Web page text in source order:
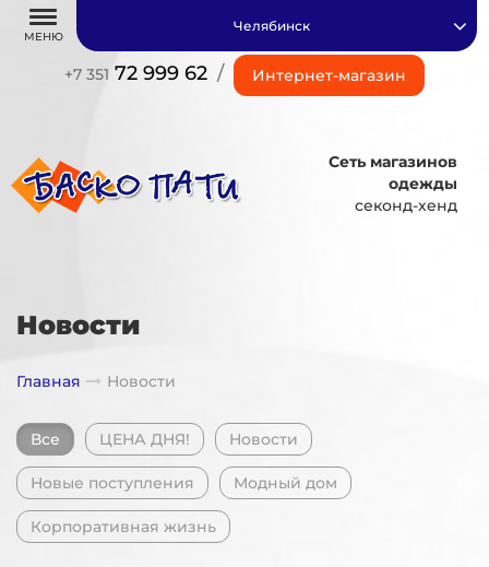
МЕНЮ
+7 351 72 999 62 / Интернет-магазин
Челябинск
Сеть магазинов
одежды
секонд-хенд
Новости
Главная Новости
Все ЦЕНА ДНЯ! Новости
Новые поступления Модный дом
Корпоративная жизнь